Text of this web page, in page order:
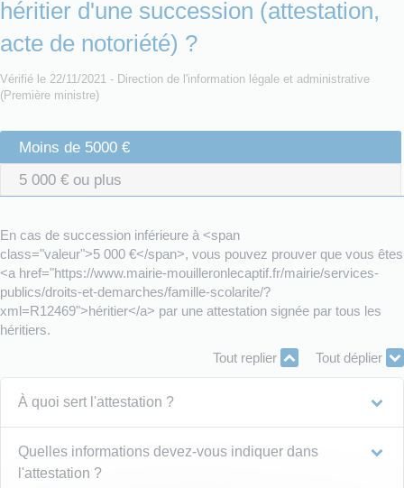
héritier d'une succession (attestation,
acte de notoriété) ?
Vérifié le 22/11/2021 - Direction de l'information légale et administrative
(Première ministre)
Moins de 5000 €
5 000 € ou plus
En cas de succession inférieure à <span
class="valeur">5 000 €</span>, vous pouvez prouver que vous êtes
<a href="https://www.mairie-mouilleronlecaptif.fr/mairie/services-
publics/droits-et-demarches/famille-scolarite/?
xml=R12469">héritier</a> par une attestation signée par tous les
héritiers.
Tout replier
Tout déplier
À quoi sert l'attestation ?
Quelles informations devez-vous indiquer dans
l'attestation ?